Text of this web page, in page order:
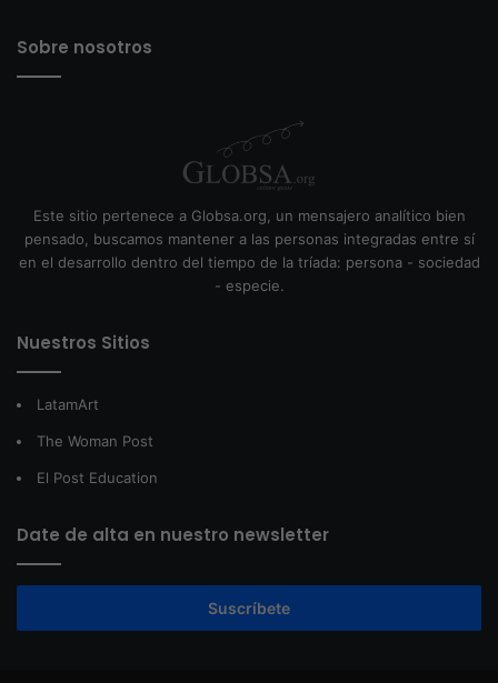
Sobre nosotros
Este sitio pertenece a Globsa.org, un mensajero analítico bien
pensado, buscamos mantener a las personas integradas entre sí
en el desarrollo dentro del tiempo de la tríada: persona - sociedad
- especie.
Nuestros Sitios
LatamArt
The Woman Post
El Post Education
Date de alta en nuestro newsletter
Suscríbete